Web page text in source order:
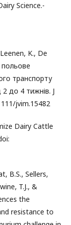
Science.-
K., De
польове
транспорту
2 до 4 тижнів. J
jvim.15482
Dairy Cattle
B.S., Sellers,
T.J., &
the
resistance to